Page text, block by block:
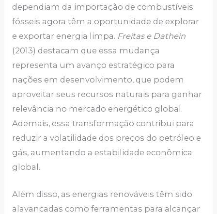
dependiam da importação de combustíveis
fósseis agora têm a oportunidade de explorar
e exportar energia limpa. Freitas e Dathein
(2013) destacam que essa mudança
representa um avanço estratégico para
nações em desenvolvimento, que podem
aproveitar seus recursos naturais para ganhar
relevância no mercado energético global.
Ademais, essa transformação contribui para
reduzir a volatilidade dos preços do petróleo e
gás, aumentando a estabilidade econômica
global.
Além disso, as energias renováveis têm sido
alavancadas como ferramentas para alcançar